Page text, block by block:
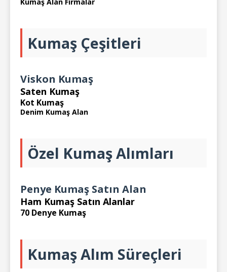
Kumaş Çeşitleri
Viskon Kumaş
Saten Kumaş
Kot Kumaş
Denim Kumaş Alan
Özel Kumaş Alımları
Penye Kumaş Satın Alan
Ham Kumaş Satın Alanlar
70 Denye Kumaş
Kumaş Alım Süreçleri